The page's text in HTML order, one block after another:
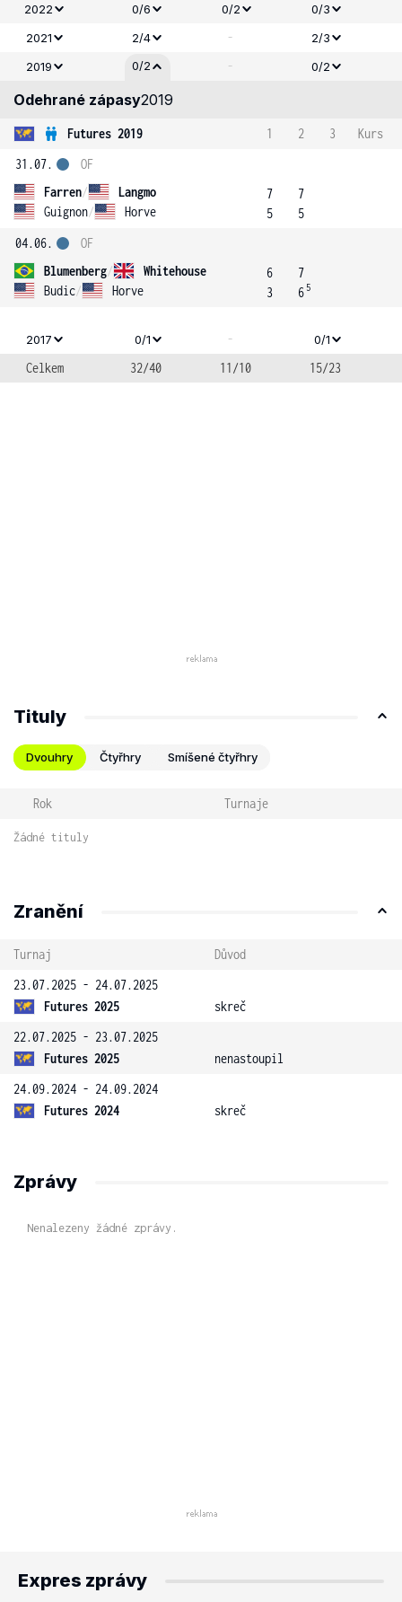
2022
0/6 0/2
0/3
2021
2/4 -
2/3
2019
0/2 - 0/2
Odehrané zápasy2019
Futures 2019 1 2 3
Kurs
31.07.
Farren/
Langmo
Guignon/ Horve
OF
7
5
7
5
04.06.
Blumenberg/
Whitehouse
Budic/ Horve
OF
6
3
7
6 5
2017 0/1 - 0/1
Celkem 32/40 11/10 15/23
Tituly
Dvouhry Čtyřhry Smíšené čtyřhry
Rok Turnaje
Žádné tituly
Zranění
Turnaj
Důvod
23.07.2025 - 24.07.2025
Futures 2025
skreč
22.07.2025 - 23.07.2025
Futures 2025
nenastoupil
24.09.2024 - 24.09.2024
Futures 2024
skreč
Zprávy
Nenalezeny žádné zprávy.
Expres zprávy